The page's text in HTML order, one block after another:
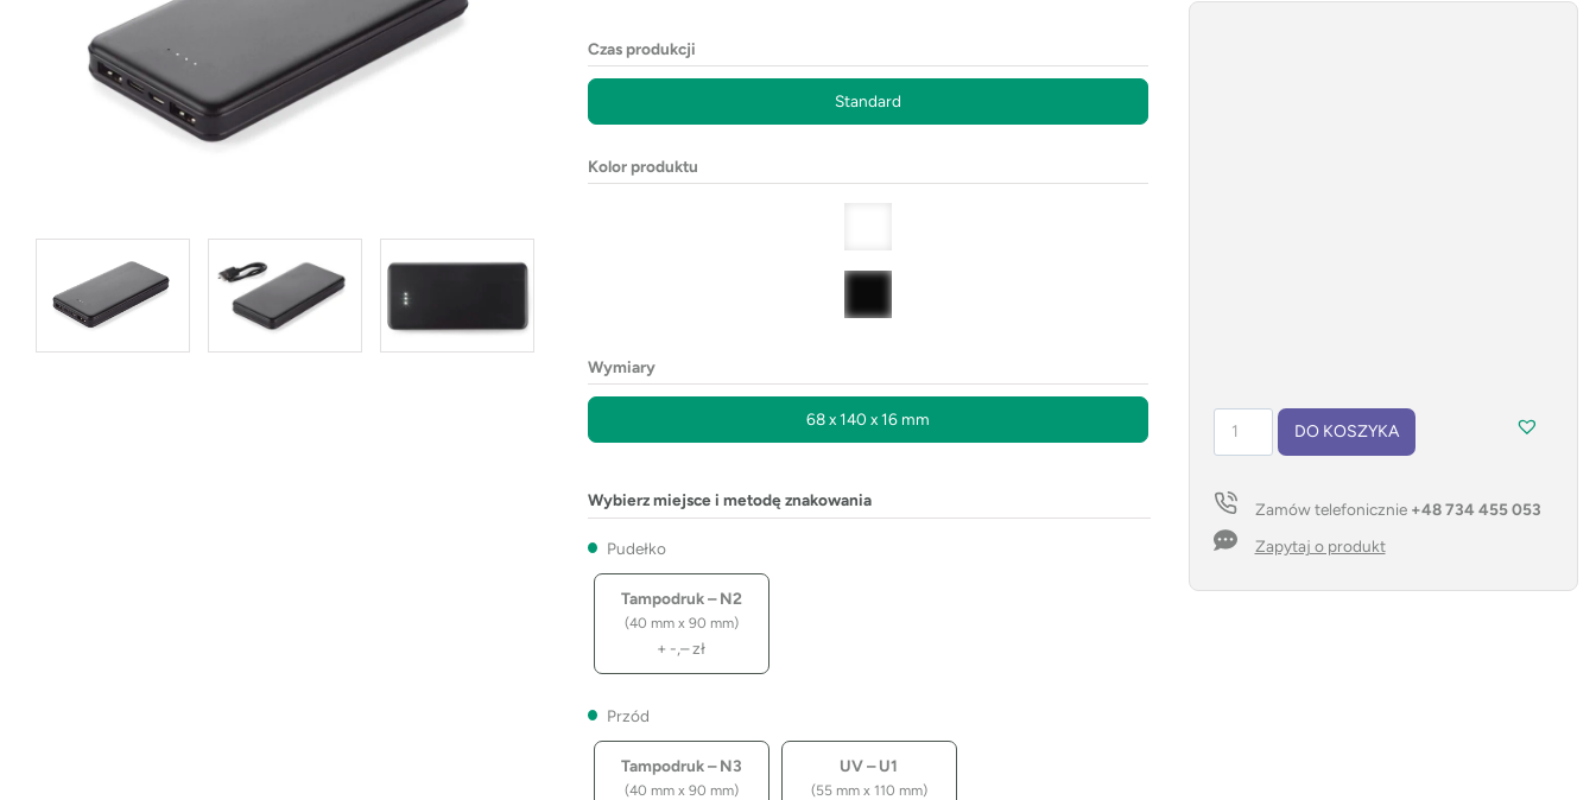
Czas produkcji
Standard
Kolor produktu
Wymiary
68 x 140 x 16 mm
Wybierz miejsce i metodę znakowania
Pudełko
Tampodruk – N2
(40 mm x 90 mm)
+ -,–zł
Przód
Tampodruk – N3
(40 mm x 90 mm)
UV – U1
(55 mm x 110 mm)
SIMPLE
10000
mAh
DO KOSZYKA
Zamów telefonicznie +48 734 455 053
Zapytaj o produkt